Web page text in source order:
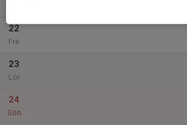
22
Fre
23
Lör
24
Sön